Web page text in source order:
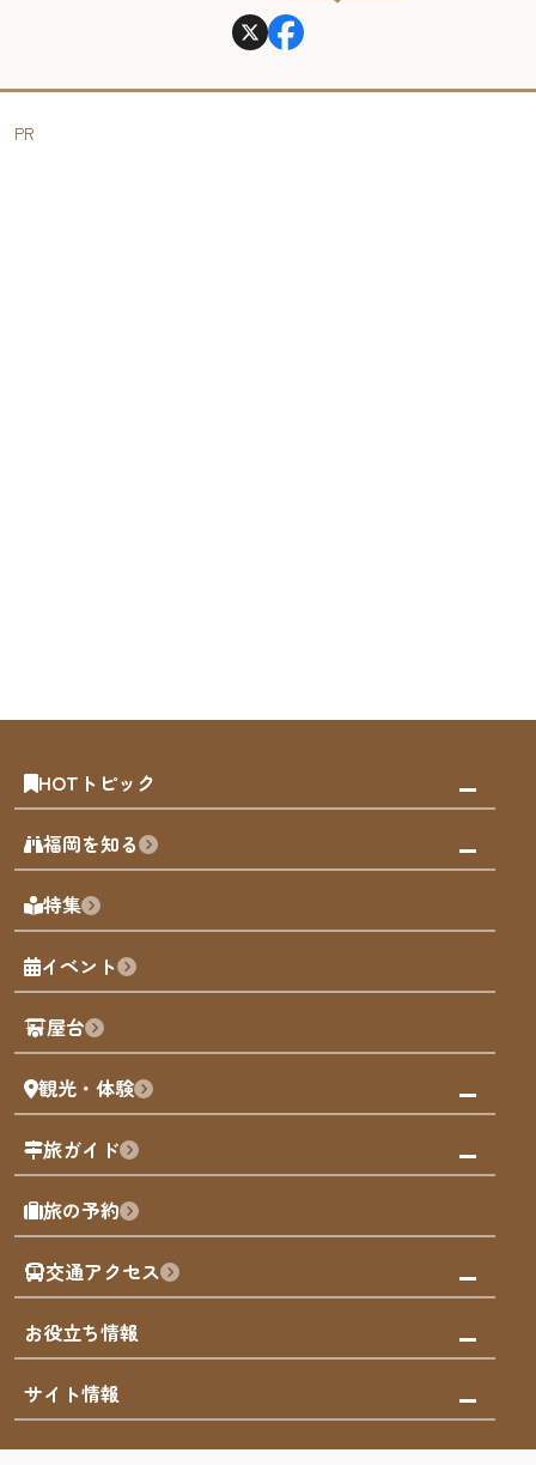
PR
HOTトピック
みんなの旅行記
天神エリア
博多旧市街
福岡城
歴史・文化
福岡を知る
福岡の見どころ
福岡の魅力
観光カレンダー
観光PR動画
まち歩き
福岡グルメ
福岡を楽しむ
福岡のアート
福岡のナイトタイム
福岡の歴史・文化
サステナブルツーリズム
福岡検定
よかなび音声ガイド
特集
イベント
屋台
観光・体験
観る・遊ぶ
屋台
買う
体験
泊まる
旅ガイド
モデルコース
AIおまかせコース
オリジナルプラン
みんなの旅行記
旅の予約
交通アクセス
市内交通ガイド
お得なチケット
お役立ち情報
お知らせ
災害情報
サイト情報
まち歩き・体験プログラム掲載申込